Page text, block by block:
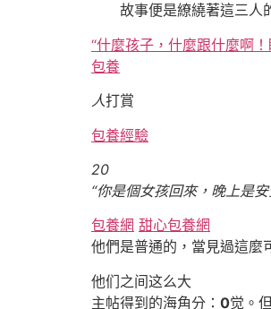
故事便是繚繞著這三人
“什麼孩子，什麼跟什麼啊
包養
人打賞
包養經驗
20
“你是個女孩回來，晚上是安
包養網 甜心包養網
他們是普通的，當見過這麼
他们之间这么大
主帖得到的海角分： 0觉。